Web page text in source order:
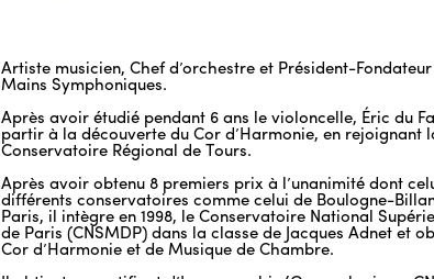
Artiste musicien, Chef d’orchestre et Président-
Mains Symphoniques.
Après avoir étudié pendant 6 ans le violoncelle, Éric du
partir à la découverte du Cor d’Harmonie, en rejoignant
Conservatoire Régional de Tours.
Après avoir obtenu 8 premiers prix à l’unanimité dont
différents conservatoires comme celui de Boulogne-
Paris, il intègre en 1998, le Conservatoire National
de Paris (CNSMDP) dans la classe de Jacques Adnet et
Cor d’Harmonie et de Musique de Chambre.